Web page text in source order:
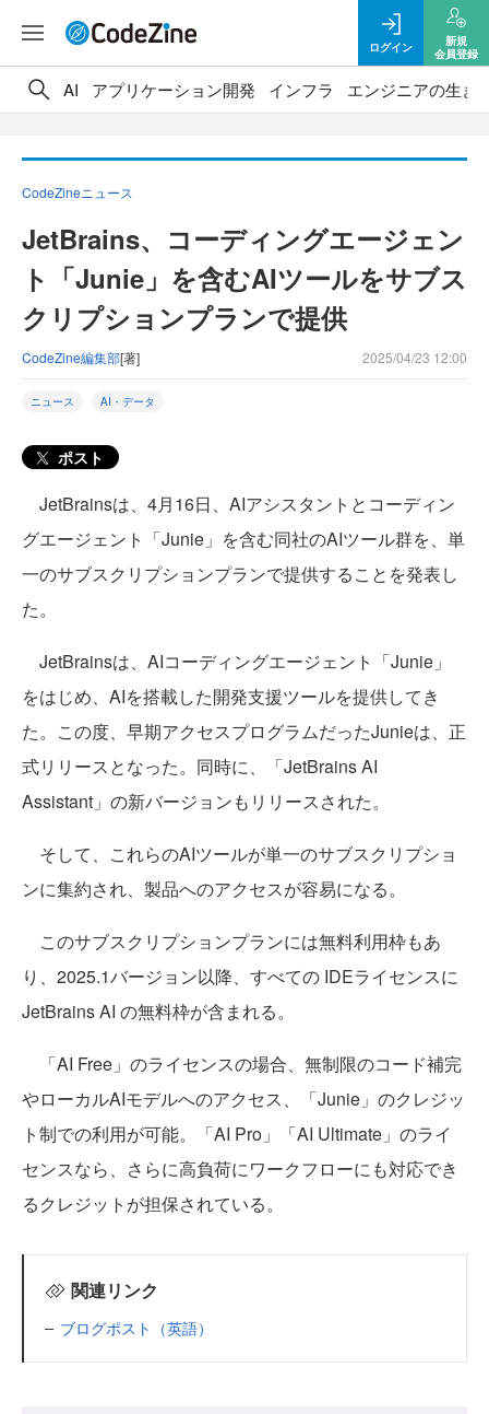
ログイン
新規
会員登録
AI アプリケーション開発 インフラ エンジニアの生き
CodeZineニュース
JetBrains、コーディングエージェン
ト「Junie」を含むAIツールをサブス
クリプションプランで提供
CodeZine編集部[著] 2025/04/23 12:00
ニュース AI・データ
ポスト
JetBrainsは、4月16日、AIアシスタントとコーディン
グエージェント「Junie」を含む同社のAIツール群を、単
一のサブスクリプションプランで提供することを発表し
た。
JetBrainsは、AIコーディングエージェント「Junie」
をはじめ、AIを搭載した開発支援ツールを提供してき
た。この度、早期アクセスプログラムだったJunieは、正
式リリースとなった。同時に、「JetBrains AI
Assistant」の新バージョンもリリースされた。
そして、これらのAIツールが単一のサブスクリプショ
ンに集約され、製品へのアクセスが容易になる。
このサブスクリプションプランには無料利用枠もあ
り、2025.1バージョン以降、すべての IDEライセンスに
JetBrains AI の無料枠が含まれる。
「AI Free」のライセンスの場合、無制限のコード補完
やローカルAIモデルへのアクセス、「Junie」のクレジッ
ト制での利用が可能。「AI Pro」「AI Ultimate」のライ
センスなら、さらに高負荷にワークフローにも対応でき
るクレジットが担保されている。
関連リンク
ブログポスト（英語）